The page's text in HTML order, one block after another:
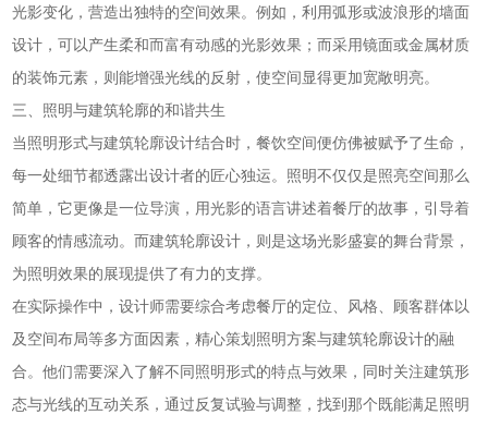
光影变化，营造出独特的空间效果。例如，利用弧形或波浪形的墙面
设计，可以产生柔和而富有动感的光影效果；而采用镜面或金属材质
的装饰元素，则能增强光线的反射，使空间显得更加宽敞明亮。
三、照明与建筑轮廓的和谐共生
当照明形式与建筑轮廓设计结合时，餐饮空间便仿佛被赋予了生命，
每一处细节都透露出设计者的匠心独运。照明不仅仅是照亮空间那么
简单，它更像是一位导演，用光影的语言讲述着餐厅的故事，引导着
顾客的情感流动。而建筑轮廓设计，则是这场光影盛宴的舞台背景，
为照明效果的展现提供了有力的支撑。
在实际操作中，设计师需要综合考虑餐厅的定位、风格、顾客群体以
及空间布局等多方面因素，精心策划照明方案与建筑轮廓设计的融
合。他们需要深入了解不同照明形式的特点与效果，同时关注建筑形
态与光线的互动关系，通过反复试验与调整，找到那个既能满足照明